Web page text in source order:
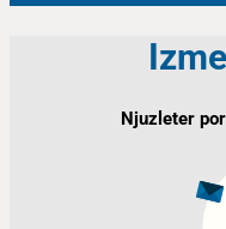
Njuzleter